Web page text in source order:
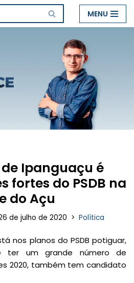
MENU
Ipanguaçu é
fortes do PSDB na
do Açu
de julho de 2020 Política
nos planos do PSDB potiguar,
ter um grande número de
2020, também tem candidato